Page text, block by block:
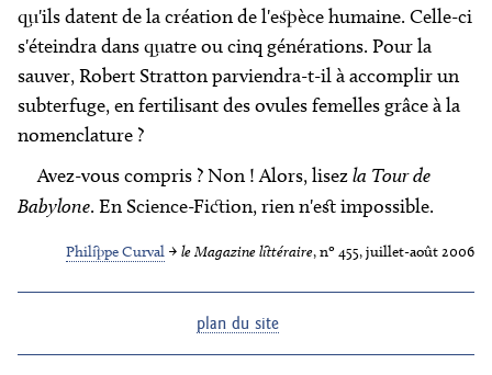
qu'ils datent de la création de l'espèce humaine. Celle-ci
s'éteindra dans quatre ou cinq générations. Pour la
sauver, Robert Stratton parviendra-t-il à accomplir un
subterfuge, en fertilisant des ovules femelles grâce à la
nomenclature ?
Avez-vous compris ? Non ! Alors, lisezla Tour de
Babylone. En Science-Fiction, rien n'est impossible.
Philippe Curval → le Magazine littéraire, nº 455, juillet-août 2006
plan du site